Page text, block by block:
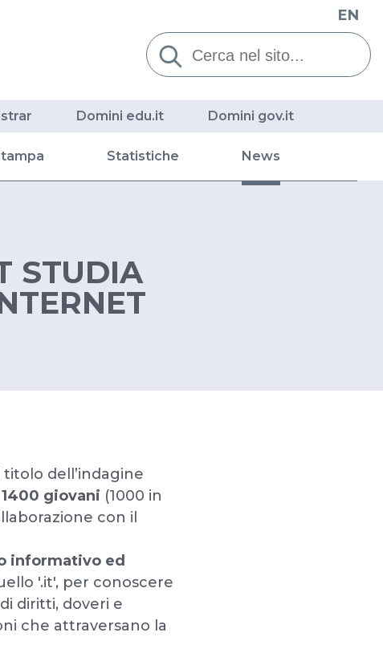
Cerca:
EN
Domini edu.it Domini gov.it
Statistiche News
STUDIA
dell’indagine
giovani (1000 in
con il
informativo ed
'.it', per conoscere
diritti, doveri e
che attraversano la